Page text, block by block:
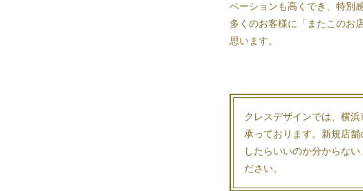
ベーションも高くでき、特別
多くのお客様に「またこのお
思います。
クレスデザインでは、横浜
承っております。新規店舗
したらいいのか分からな
ださい。